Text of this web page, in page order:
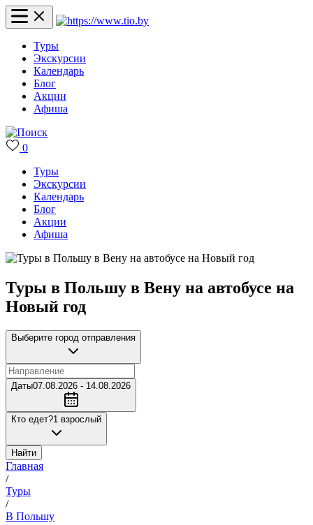
Туры
Экскурсии
Календарь
Блог
Акции
Афиша
0
Туры
Экскурсии
Календарь
Блог
Акции
Афиша
Туры в Польшу в Вену на автобусе на
Новый год
Выберите город отправления
Даты07.08.2026 - 14.08.2026
Кто едет?1 взрослый
Найти
Главная
/
Туры
/
В Польшу